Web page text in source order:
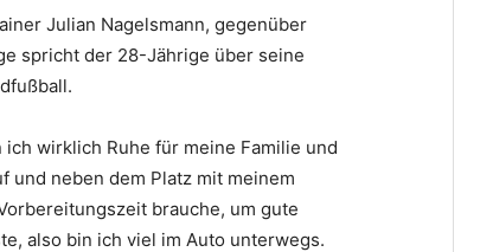
Julian Nagelsmann, gegenüber
spricht der 28-Jährige über seine
wirklich Ruhe für meine Familie und
und neben dem Platz mit meinem
brauche, um gute
also bin ich viel im Auto unterwegs.